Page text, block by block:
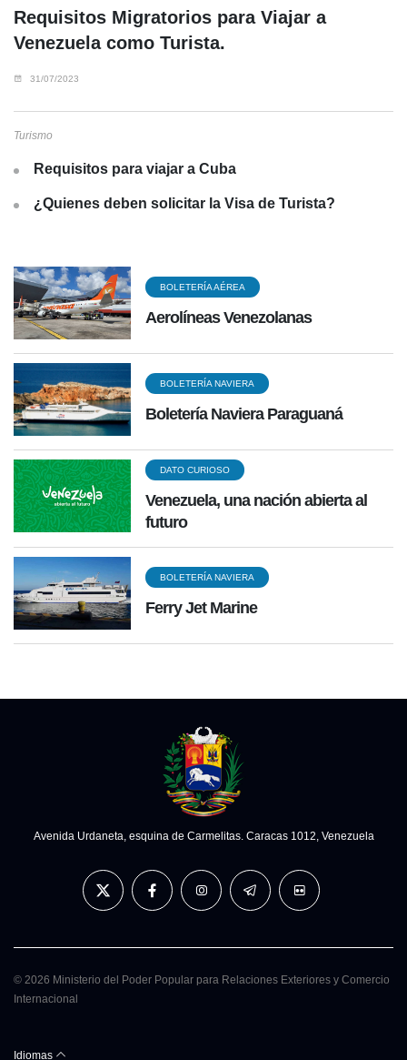
Requisitos Migratorios para Viajar a
Venezuela como Turista.
31/07/2023
Turismo
Requisitos para viajar a Cuba
¿Quienes deben solicitar la Visa de Turista?
BOLETERÍA AÉREA
Aerolíneas Venezolanas
BOLETERÍA NAVIERA
Boletería Naviera Paraguaná
DATO CURIOSO
Venezuela, una nación abierta al
futuro
BOLETERÍA NAVIERA
Ferry Jet Marine
Avenida Urdaneta, esquina de Carmelitas. Caracas 1012, Venezuela
© 2026 Ministerio del Poder Popular para Relaciones Exteriores y Comercio
Internacional
Idiomas